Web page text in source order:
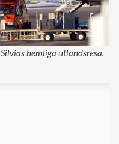
hemliga utlandsresa.